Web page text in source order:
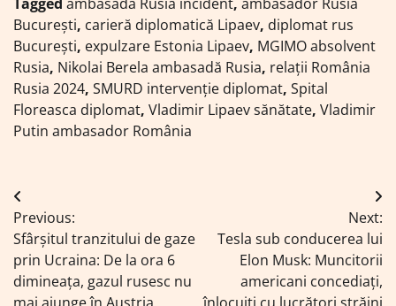
București, carieră diplomatică Lipaev, diplomat rus
București, expulzare Estonia Lipaev, MGIMO absolvent
Rusia, Nikolai Berela ambasadă Rusia, relații România
Rusia 2024, SMURD intervenție diplomat, Spital
Floreasca diplomat, Vladimir Lipaev sănătate, Vladimir
Putin ambasador România
Navigare
în
articole
Previous:
Sfârșitul tranzitului de gaze
prin Ucraina: De la ora 6
dimineața, gazul rusesc nu
Next:
Tesla sub conducerea lui
Elon Musk: Muncitorii
americani concediați,